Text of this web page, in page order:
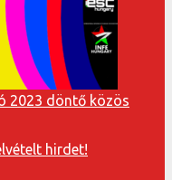
2023 döntő közös
hirdet!